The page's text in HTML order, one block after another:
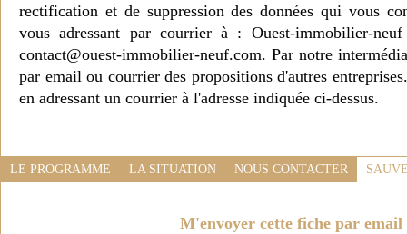
rectification et de suppression des données qui vous
vous adressant par courrier à : Ouest-immobilier-
contact@ouest-immobilier-neuf.com. Par notre
par email ou courrier des propositions d'autres
en adressant un courrier à l'adresse indiquée ci-dessus.
LE PROGRAMME LA SITUATION NOUS CONTACTER
M'envoyer cette fiche par email